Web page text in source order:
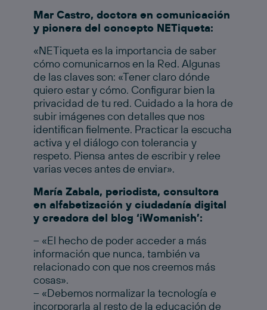
Mar Castro, doctora en comunicación
y pionera del concepto NETiqueta:
«NETiqueta es la importancia de saber
cómo comunicarnos en la Red. Algunas
de las claves son: «Tener claro dónde
quiero estar y cómo. Configurar bien la
privacidad de tu red. Cuidado a la hora de
subir imágenes con detalles que nos
identifican fielmente. Practicar la escucha
activa y el diálogo con tolerancia y
respeto. Piensa antes de escribir y relee
varias veces antes de enviar».
María Zabala, periodista, consultora
en alfabetización y ciudadanía digital
y creadora del blog ‘iWomanish’:
– «El hecho de poder acceder a más
información que nunca, también va
relacionado con que nos creemos más
cosas».
– «Debemos normalizar la tecnología e
incorporarla al resto de la educación de